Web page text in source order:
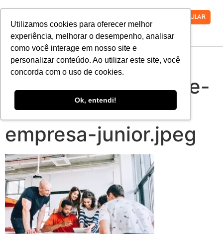
Utilizamos cookies para oferecer melhor
experiência, melhorar o desempenho, analisar
como você interage em nosso site e
personalizar conteúdo. Ao utilizar este site, você
concorda com o uso de cookies.
Ok, entendi!
VESTIBULAR
tudo-que-voce-
precisa-saber-sobre-
o-movimento-
empresa-junior.jpeg